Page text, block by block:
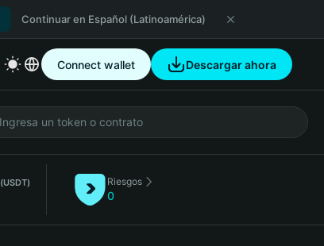
Continuar en Español (Latinoamérica)
Connect wallet Descargar ahora
(USDT) Riesgos
0